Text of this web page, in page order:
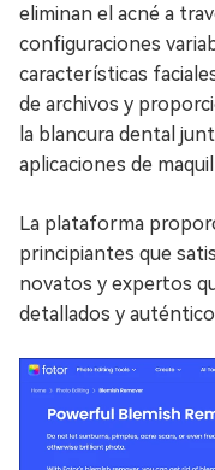
eliminan el acné a
configuraciones
características
de archivos y
la blancura dental
aplicaciones de
La plataforma
principiantes que
novatos y expertos
detallados y